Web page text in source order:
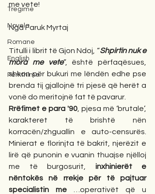
Tregime
Novela
Romane
English
Përkthime
me vete!
Nga Faruk Myrtaj
Titulli i librit të Gjon Ndoj, “Shpirtin nuk e
mora me vete”, është përfaqësues,
shkon për bukuri me lëndën edhe pse
brenda tij gjallojnë tri pjesë që herët a
vonë do meritojnë fat të pavarur.
Rrëfimet e para '90 , pjesa më ‘brutale’,
karakteret të brishtë nën
korracën/zhguallin e auto-censurës.
Minierat e florinjta të bakrit, njerëzit e
lirë që punonin e vuanin thuajse njëlloj
me të burgosurit, inxhinierët e
nëntokës në rrekje për të pajtuar
specialistin me …operativët që u